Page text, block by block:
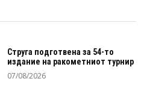
Струга подготвена за 54-то
издание на ракометниот турнир
07/08/2026